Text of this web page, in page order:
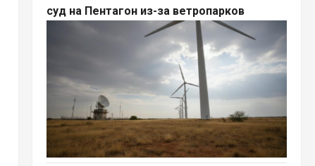
суд на Пентагон из-за ветропарков